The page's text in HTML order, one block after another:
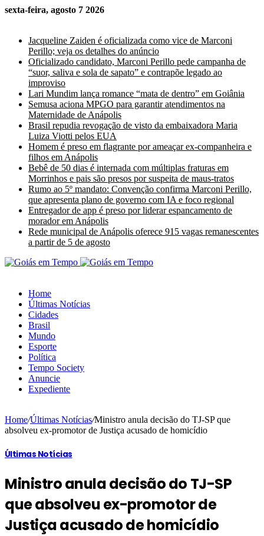
sexta-feira, agosto 7 2026
Jacqueline Zaiden é oficializada como vice de Marconi
Perillo; veja os detalhes do anúncio
Oficializado candidato, Marconi Perillo pede campanha de
“suor, saliva e sola de sapato” e contrapõe legado ao
improviso
Lari Mundim lança romance “mata de dentro” em Goiânia
Semusa aciona MPGO para garantir atendimentos na
Maternidade de Anápolis
Brasil repudia revogação de visto da embaixadora Maria
Luiza Viotti pelos EUA
Homem é preso em flagrante por ameaçar ex-companheira e
filhos em Anápolis
Bebê de 50 dias é internada com múltiplas fraturas em
Morrinhos e pais são presos por suspeita de maus-tratos
Rumo ao 5º mandato: Convenção confirma Marconi Perillo,
que apresenta plano de governo com IA e foco regional
Entregador de app é preso por liderar espancamento de
morador em Anápolis
Rede municipal de Anápolis oferece 915 vagas remanescentes
a partir de 5 de agosto
Home
Últimas Notícias
Cidades
Brasil
Mundo
Esporte
Política
Tempo Society
Anuncie
Expediente
Home/Últimas Notícias/Ministro anula decisão do TJ-SP que
absolveu ex-promotor de Justiça acusado de homicídio
Últimas Notícias
Ministro anula decisão do TJ-SP
que absolveu ex-promotor de
Justiça acusado de homicídio